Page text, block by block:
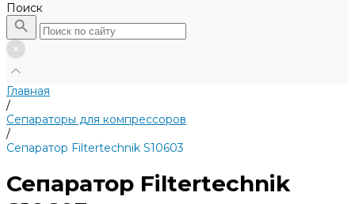
Поиск
Главная
/
Сепараторы для компрессоров
/
Сепаратор Filtertechnik S10603
Сепаратор Filtertechnik